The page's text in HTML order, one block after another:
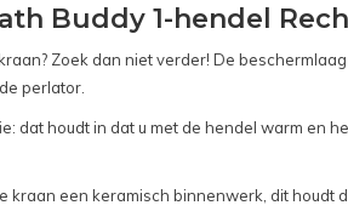
Buddy 1-hendel
Zoek dan niet verder! De
perlator.
dat houdt in dat u met de hendel warm en
kraan een keramisch binnenwerk, dit